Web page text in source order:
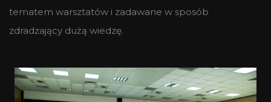
tematem warsztatów i zadawane w sposób
zdradzający dużą wiedzę.